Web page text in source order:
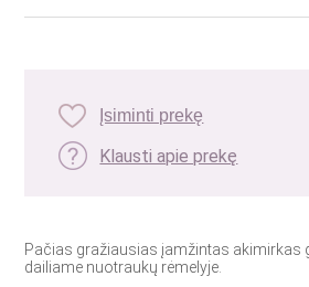
Įsiminti prekę
Klausti apie prekę
Pačias gražiausias įamžintas akimirkas
dailiame nuotraukų rėmelyje.